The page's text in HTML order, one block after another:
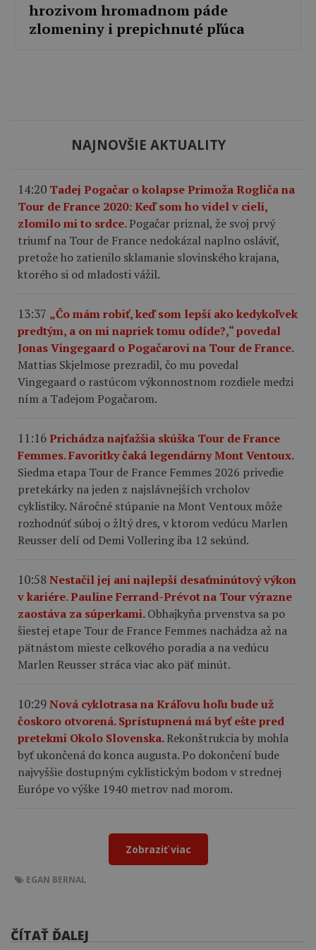
hrozivom hromadnom páde
zlomeniny i prepichnuté pľúca
NAJNOVŠIE AKTUALITY
14:20 Tadej Pogačar o kolapse Primoža Rogliča na
Tour de France 2020: Keď som ho videl v cieli,
zlomilo mi to srdce.Pogačar priznal, že svoj prvý
triumf na Tour de France nedokázal naplno osláviť,
pretože ho zatienilo sklamanie slovinského krajana,
ktorého si od mladosti vážil.
13:37 „Čo mám robiť, keď som lepší ako kedykoľvek
predtým, a on mi napriek tomu odíde?,“ povedal
Jonas Vingegaard o Pogačarovi na Tour de France.
Mattias Skjelmose prezradil, čo mu povedal
Vingegaard o rastúcom výkonnostnom rozdiele medzi
ním a Tadejom Pogačarom.
11:16Prichádza najťažšia skúška Tour de France
Femmes. Favoritky čaká legendárny Mont Ventoux.
Siedma etapa Tour de France Femmes 2026 privedie
pretekárky na jeden z najslávnejších vrcholov
cyklistiky. Náročné stúpanie na Mont Ventoux môže
rozhodnúť súboj o žltý dres, v ktorom vedúcu Marlen
Reusser delí od Demi Vollering iba 12 sekúnd.
10:58Nestačil jej ani najlepší desaťminútový výkon
v kariére. Pauline Ferrand-Prévot na Tour výrazne
zaostáva za súperkami.Obhajkyňa prvenstva sa po
šiestej etape Tour de France Femmes nachádza až na
pätnástom mieste celkového poradia a na vedúcu
Marlen Reusser stráca viac ako päť minút.
10:29Nová cyklotrasa na Kráľovu hoľu bude už
čoskoro otvorená. Sprístupnená má byť ešte pred
pretekmi Okolo Slovenska.Rekonštrukcia by mohla
byť ukončená do konca augusta. Po dokončení bude
najvyššie dostupným cyklistickým bodom v strednej
Európe vo výške 1940 metrov nad morom.
Zobraziť viac
EGAN BERNAL
ČÍTAŤ ĎALEJ